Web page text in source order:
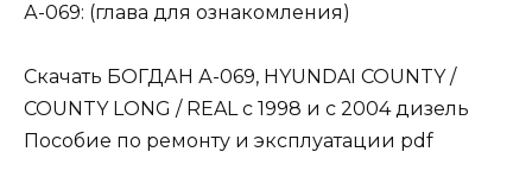
А-069: (глава для ознакомления)
Скачать БОГДАН А-069, HYUNDAI COUNTY /
COUNTY LONG / REAL с 1998 и с 2004 дизель
Пособие по ремонту и эксплуатации pdf